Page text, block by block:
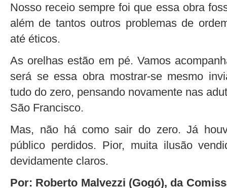
Nosso receio sempre foi que essa obra
além de tantos outros problemas de
até éticos.
As orelhas estão em pé. Vamos
será se essa obra mostrar-se mesmo
tudo do zero, pensando novamente nas
São Francisco.
Mas, não há como sair do zero. Já
público perdidos. Pior, muita ilusão
devidamente claros.
Por: Roberto Malvezzi (Gogó), da